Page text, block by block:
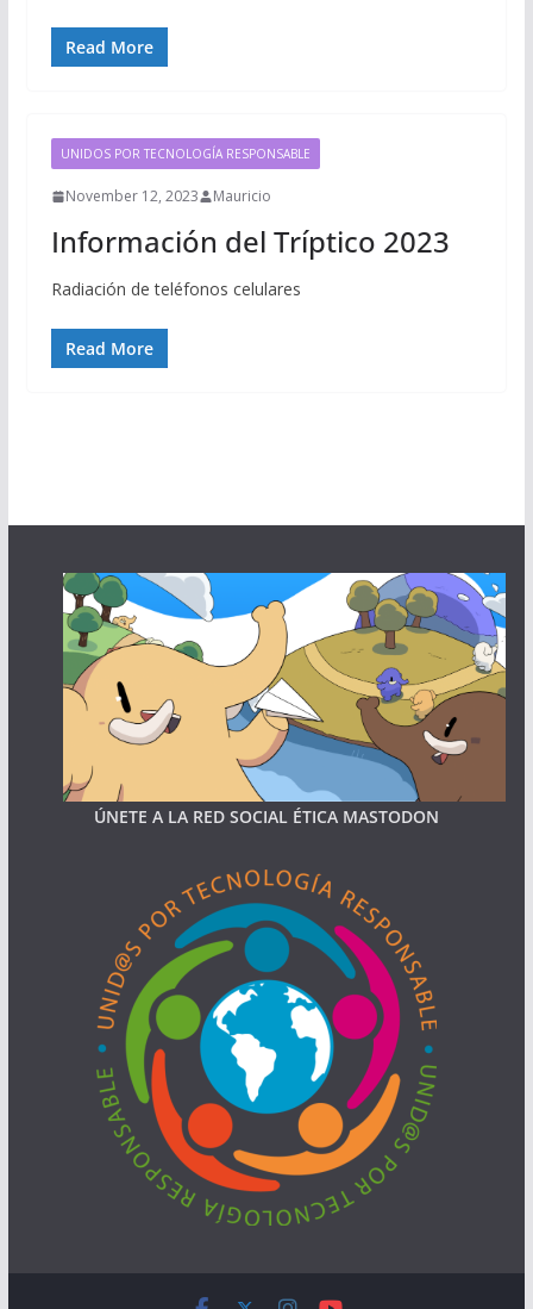
Read More
UNIDOS POR TECNOLOGÍA RESPONSABLE
November 12, 2023 Mauricio
Información del Tríptico 2023
Radiación de teléfonos celulares
Read More
ÚNETE A LA RED SOCIAL ÉTICA MASTODON